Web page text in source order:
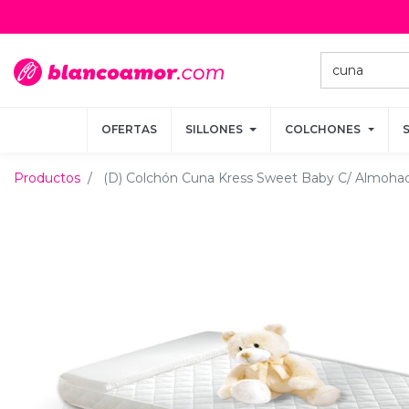
OFERTAS SILLONES COLCHONES
OFERTAS SILLONES COLCHONES
Productos (D) Colchón Cuna Kress Sweet Baby C/